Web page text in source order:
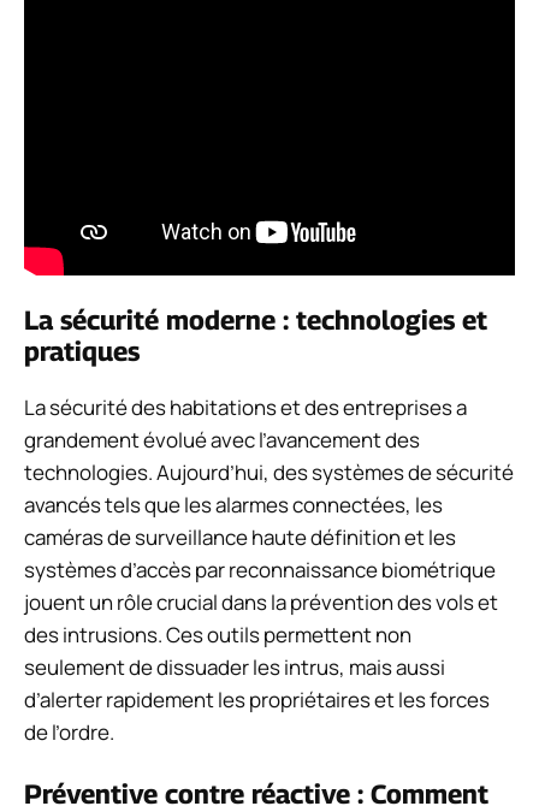
La sécurité moderne : technologies et
pratiques
La sécurité des habitations et des entreprises a
grandement évolué avec l’avancement des
technologies. Aujourd’hui, des systèmes de sécurité
avancés tels que les alarmes connectées, les
caméras de surveillance haute définition et les
systèmes d’accès par reconnaissance biométrique
jouent un rôle crucial dans la prévention des vols et
des intrusions. Ces outils permettent non
seulement de dissuader les intrus, mais aussi
d’alerter rapidement les propriétaires et les forces
de l’ordre.
Préventive contre réactive : Comment